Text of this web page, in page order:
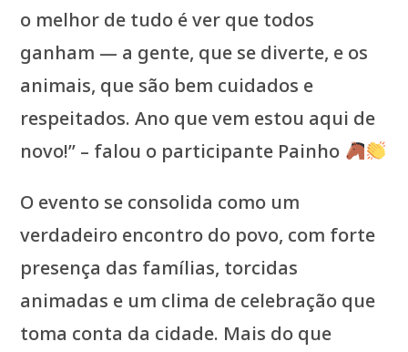
o melhor de tudo é ver que todos
ganham — a gente, que se diverte, e os
animais, que são bem cuidados e
respeitados. Ano que vem estou aqui de
novo!” – falou o participante Painho
O evento se consolida como um
verdadeiro encontro do povo, com forte
presença das famílias, torcidas
animadas e um clima de celebração que
toma conta da cidade. Mais do que